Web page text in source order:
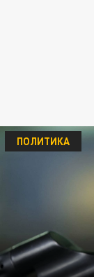
ПОЛИТИКА